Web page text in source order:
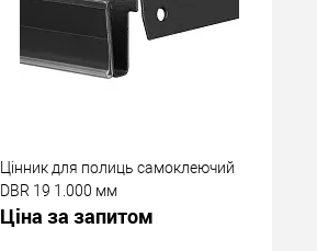
Цінник для полиць самоклеючий
DBR 19 1.000 мм
Ціна за запитом